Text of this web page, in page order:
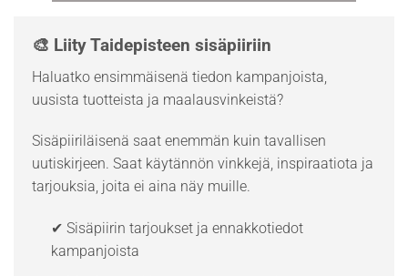
🎨 Liity Taidepisteen sisäpiiriin
Haluatko ensimmäisenä tiedon kampanjoista,
uusista tuotteista ja maalausvinkeistä?
Sisäpiiriläisenä saat enemmän kuin tavallisen
uutiskirjeen. Saat käytännön vinkkejä, inspiraatiota ja
tarjouksia, joita ei aina näy muille.
✔ Sisäpiirin tarjoukset ja ennakkotiedot
kampanjoista